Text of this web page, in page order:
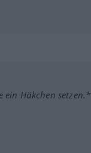
ein Häkchen setzen.*